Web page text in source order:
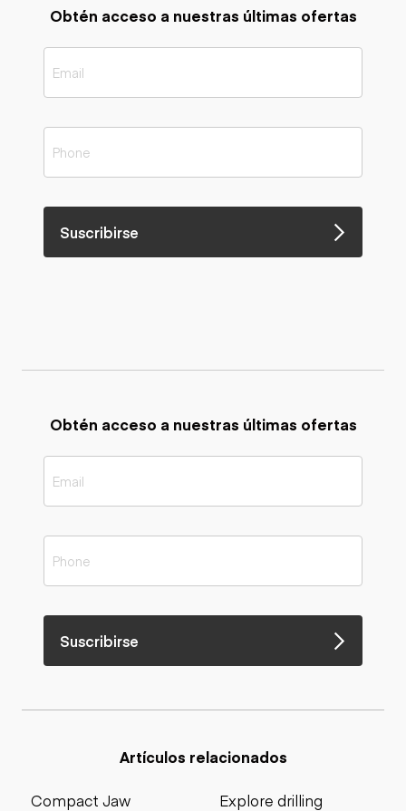
Obtén acceso a nuestras últimas ofertas
Suscribirse
Obtén acceso a nuestras últimas ofertas
Suscribirse
Artículos relacionados
Compact Jaw
Explore drilling